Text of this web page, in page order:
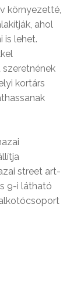
környezetté,
ahol
is lehet.
kortárs
street art-
9-i látható